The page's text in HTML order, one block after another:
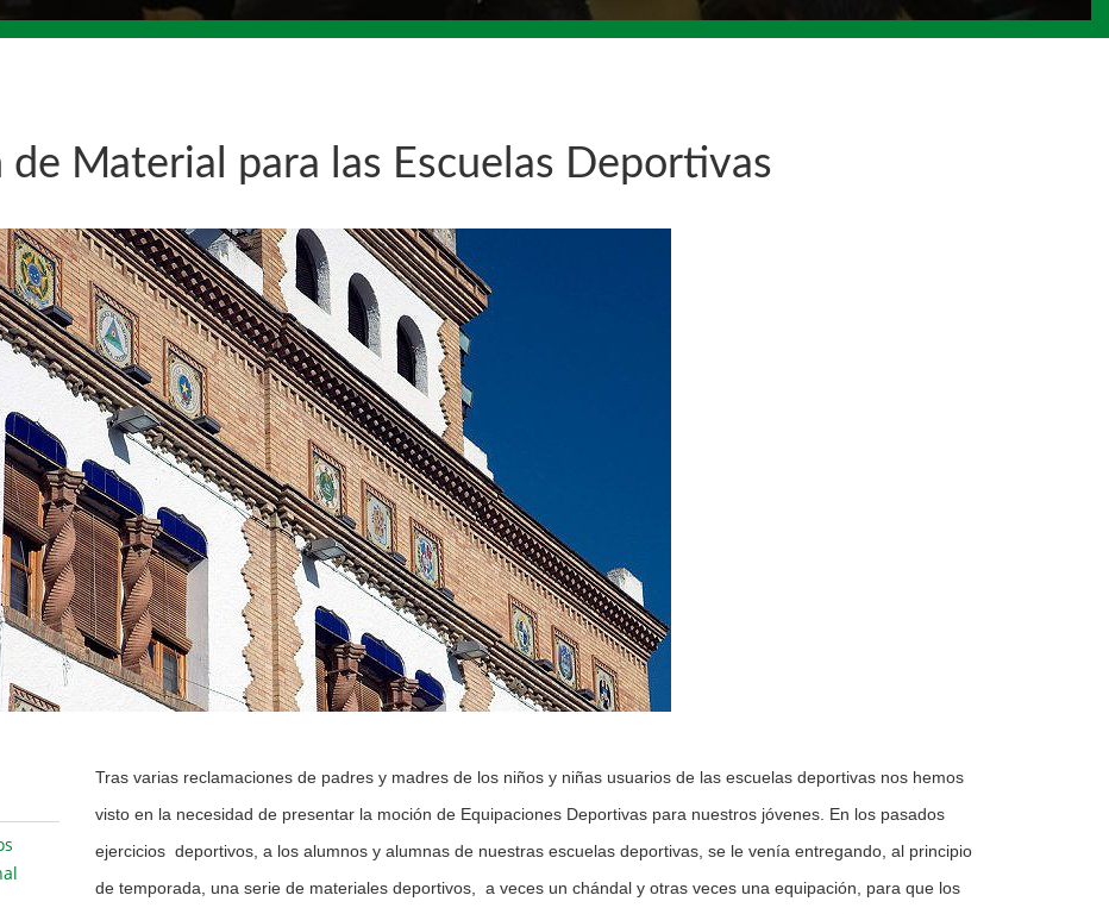
Material para las Escuelas Deportivas
Tras varias reclamaciones de padres y madres de los niños y niñas usuarios de las escuelas deportivas nos hemos
visto en la necesidad de presentar la moción de Equipaciones Deportivas para nuestros jóvenes. En los pasados
ejercicios deportivos, a los alumnos y alumnas de nuestras escuelas deportivas, se le venía entregando, al principio
de temporada, una serie de materiales deportivos, a veces un chándal y otras veces una equipación, para que los